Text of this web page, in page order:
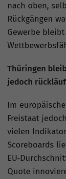
nach oben,
Rückgängen
Gewerbe
Thüringen
jedoch
Im
Freistaat
vielen
Scoreboards
Quote